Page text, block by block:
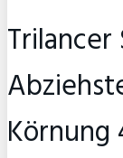
Körnung